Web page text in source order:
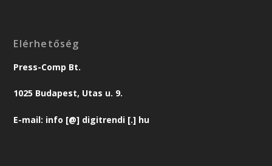
Elérhetőség
Press-Comp Bt.
1025 Budapest, Utas u. 9.
E-mail: info [@] digitrendi [.] hu